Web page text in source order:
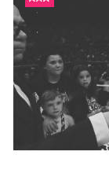
WWE
Unknown- Aug
WWE Main